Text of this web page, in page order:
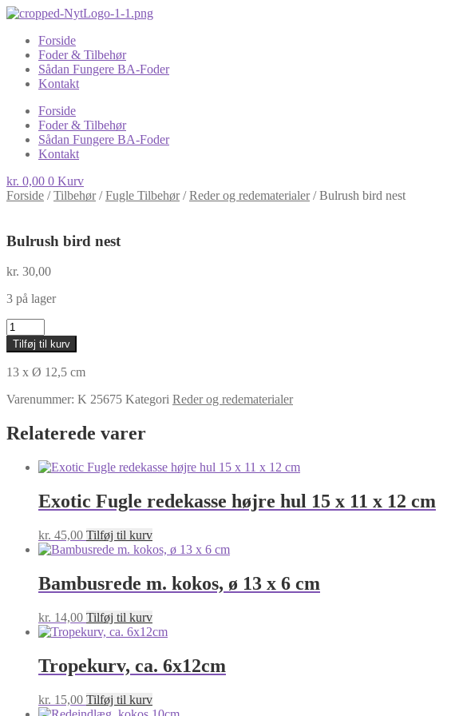
Forside
Foder & Tilbehør
Sådan Fungere BA-Foder
Kontakt
Forside
Foder & Tilbehør
Sådan Fungere BA-Foder
Kontakt
kr. 0,00 0 Kurv
Forside /Tilbehør/Fugle Tilbehør/Reder og redematerialer/Bulrush bird nest
Bulrush bird nest
kr. 30,00
3 på lager
Bulrush
bird
nest
antal
Tilføj til kurv
13 x Ø 12,5 cm
Varenummer: K 25675 Kategori Reder og redematerialer
Relaterede varer
Exotic Fugle redekasse højre hul 15 x 11 x 12 cm
kr. 45,00 Tilføj til kurv
Bambusrede m. kokos, ø 13 x 6 cm
kr. 14,00 Tilføj til kurv
Tropekurv, ca. 6x12cm
kr. 15,00 Tilføj til kurv